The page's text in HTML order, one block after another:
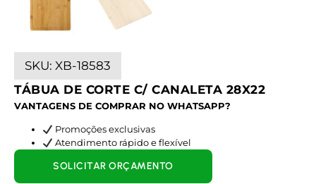
SKU: XB-18583
TÁBUA DE CORTE C/ CANALETA 28X22
VANTAGENS DE COMPRAR NO WHATSAPP?
Promoções exclusivas
Atendimento rápido e flexível
SOLICITAR ORÇAMENTO